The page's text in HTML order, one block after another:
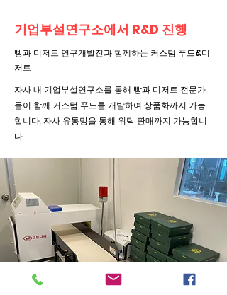
기업부설연구소에서 R&D 진행
빵과 디저트 연구개발진과 함께하는 커스텀 푸드&디
저트
자사 내 기업부설연구소를 통해 빵과 디저트 전문가
들이 함께 커스텀 푸드를 개발하여 상품화까지 가능
합니다. 자사 유통망을 통해 위탁 판매까지 가능합니
다.